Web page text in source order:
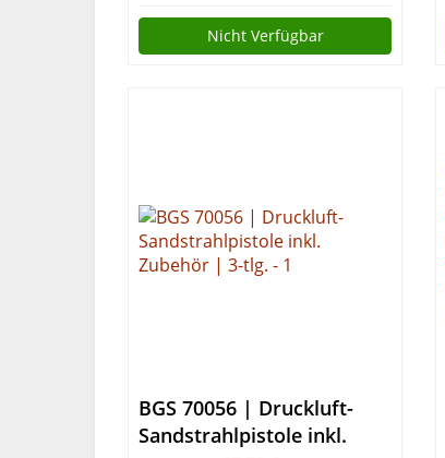
Nicht Verfügbar
BGS 70056 | Druckluft-
Sandstrahlpistole inkl.